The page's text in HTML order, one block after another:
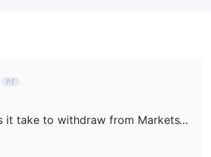
How long does it take to withdraw from MarketsVox?